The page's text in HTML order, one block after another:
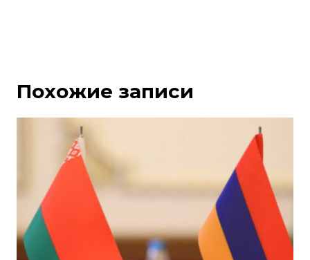
Похожие записи